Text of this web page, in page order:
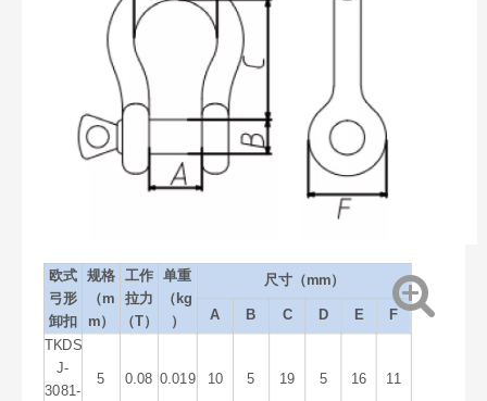
欧式
弓形
卸扣
规格
（m
m）
工作
拉力
（T）
单重
（kg
）
尺寸（mm）
A B C D E F
TKDS
J-
3081-
5 0.08 0.019 10 5 19 5 16 11